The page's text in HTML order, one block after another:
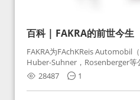
百科 | FAKRA的前世今生
FAKRA为FAchKReis Automobil
Huber-Suhner，Rosenberger等
Huber-Suhner相关连接器业务及
Rosenberger）缩写。起初为
接，如今FAKRA已成为汽车行业
28487 1